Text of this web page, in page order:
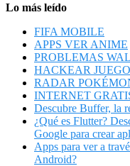
Lo más leído
FIFA MOBILE
APPS VER ANIME
PROBLEMAS
HACKEAR
RADAR
INTERNET
Descubre Buffer, la
¿Qué es Flutter?
Google para crear
Apps para ver a
Android?